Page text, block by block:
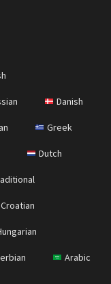
Danish
Greek
Dutch
Croatian
Arabic